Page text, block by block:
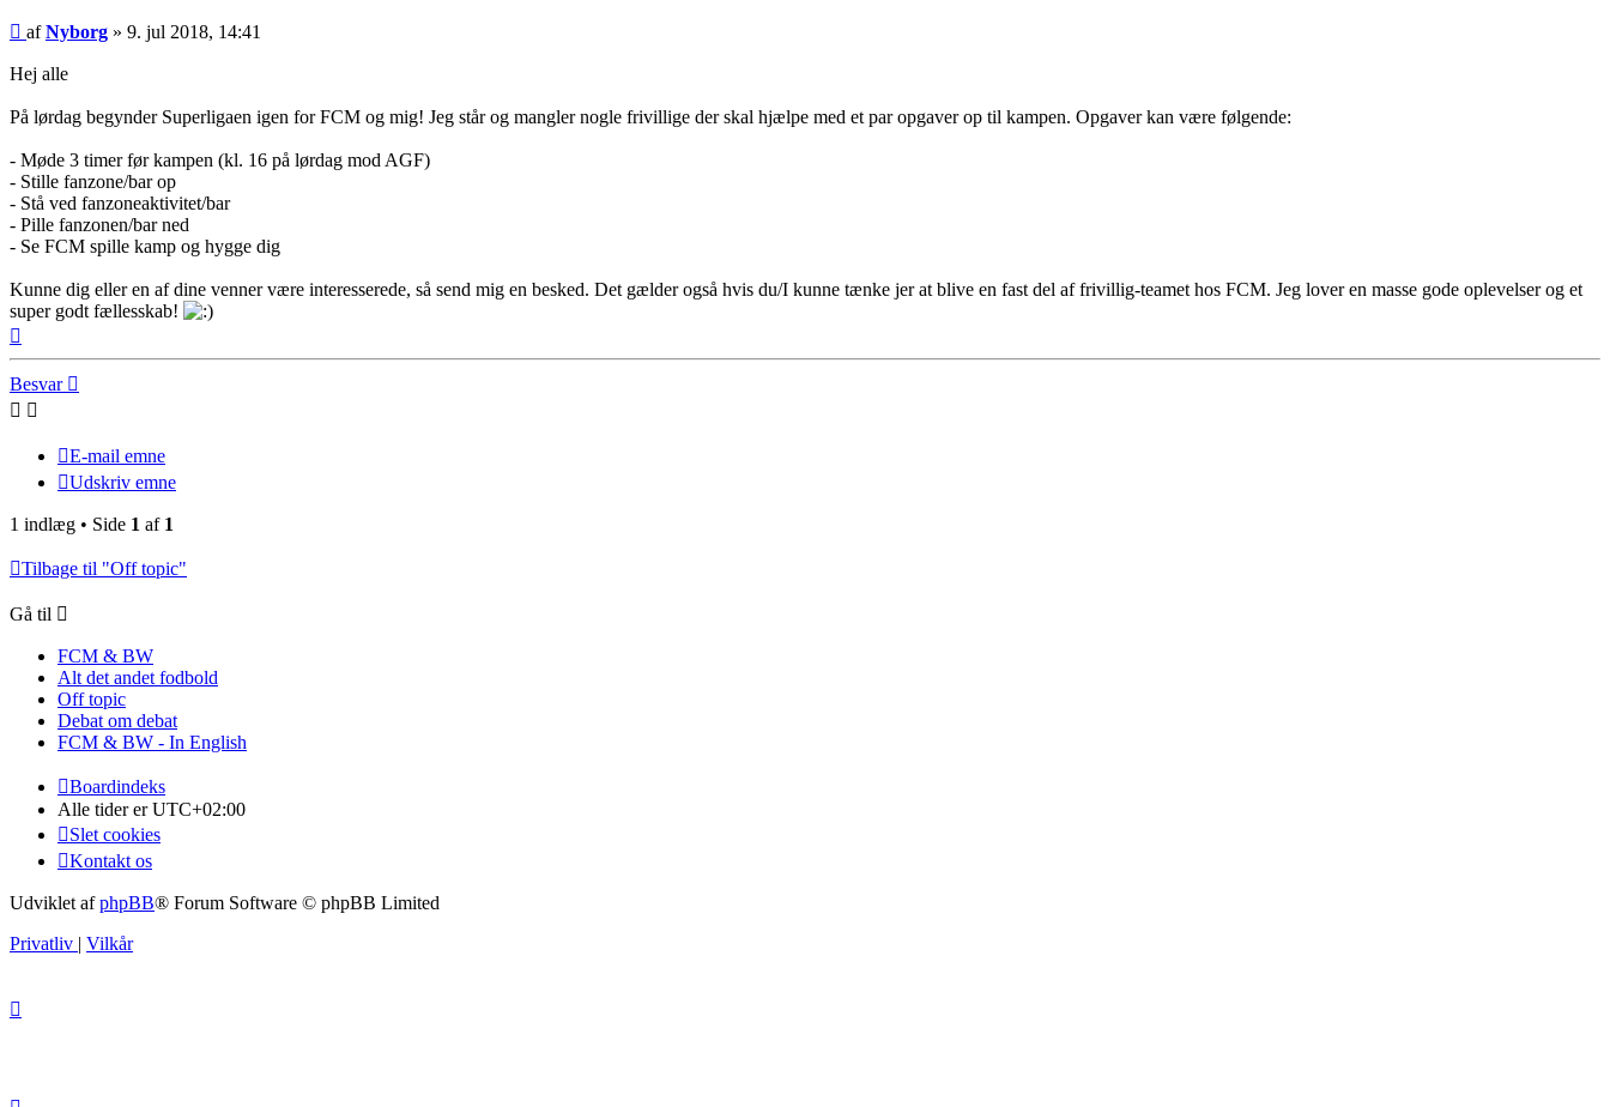
Indlæg
afNyborg » 9. jul 2018, 14:41
Hej alle
På lørdag begynder Superligaen igen for FCM og mig! Jeg står og mangler nogle frivillige der skal hjælpe med et par opgaver op til kampen. Opgaver kan være følgende:
- Møde 3 timer før kampen (kl. 16 på lørdag mod AGF)
- Stille fanzone/bar op
- Stå ved fanzoneaktivitet/bar
- Pille fanzonen/bar ned
- Se FCM spille kamp og hygge dig
Kunne dig eller en af dine venner være interesserede, så send mig en besked. Det gælder også hvis du/I kunne tænke jer at blive en fast del af frivillig-teamet hos FCM. Jeg lover en masse gode oplevelser og et
super godt fællesskab!
Besvar
E-mail emne
Udskriv emne
1 indlæg • Side 1 af 1
Tilbage til "Off topic"
Gå til
FCM & BW
Alt det andet fodbold
Off topic
Debat om debat
FCM & BW - In English
Boardindeks
Alle tider erUTC+02:00
Slet cookies
Kontakt os
Udviklet afphpBB® Forum Software © phpBB Limited
Privatliv | Vilkår